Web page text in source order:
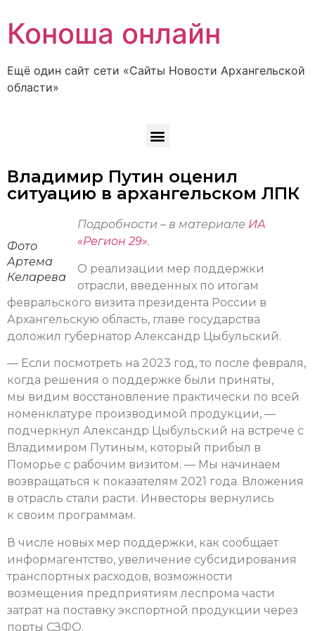
Коноша онлайн
Ещё один сайт сети «Сайты Новости Архангельской
области»
Владимир Путин оценил
ситуацию в архангельском ЛПК
Фото
Артема
Келарева
Подробности – в материале ИА
«Регион 29».
О реализации мер поддержки
отрасли, введенных по итогам
февральского визита президента России в
Архангельскую область, главе государства
доложил губернатор Александр Цыбульский.
— Если посмотреть на 2023 год, то после февраля,
когда решения о поддержке были приняты,
мы видим восстановление практически по всей
номенклатуре производимой продукции, —
подчеркнул Александр Цыбульский на встрече с
Владимиром Путиным, который прибыл в
Поморье с рабочим визитом. — Мы начинаем
возвращаться к показателям 2021 года. Вложения
в отрасль стали расти. Инвесторы вернулись
к своим программам.
В числе новых мер поддержки, как сообщает
информагентство, увеличение субсидирования
транспортных расходов, возможности
возмещения предприятиям леспрома части
затрат на поставку экспортной продукции через
порты СЗФО.